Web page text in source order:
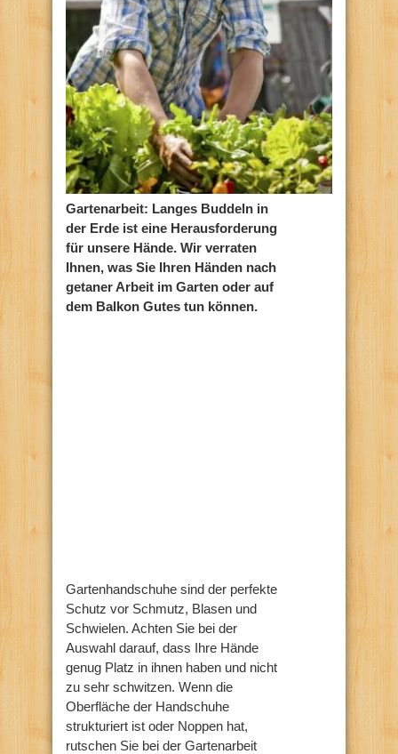
Gartenarbeit: Langes Buddeln in
der Erde ist eine Herausforderung
für unsere Hände. Wir verraten
Ihnen, was Sie Ihren Händen nach
getaner Arbeit im Garten oder auf
dem Balkon Gutes tun können.
Gartenhandschuhe sind der perfekte
Schutz vor Schmutz, Blasen und
Schwielen. Achten Sie bei der
Auswahl darauf, dass Ihre Hände
genug Platz in ihnen haben und nicht
zu sehr schwitzen. Wenn die
Oberfläche der Handschuhe
strukturiert ist oder Noppen hat,
rutschen Sie bei der Gartenarbeit